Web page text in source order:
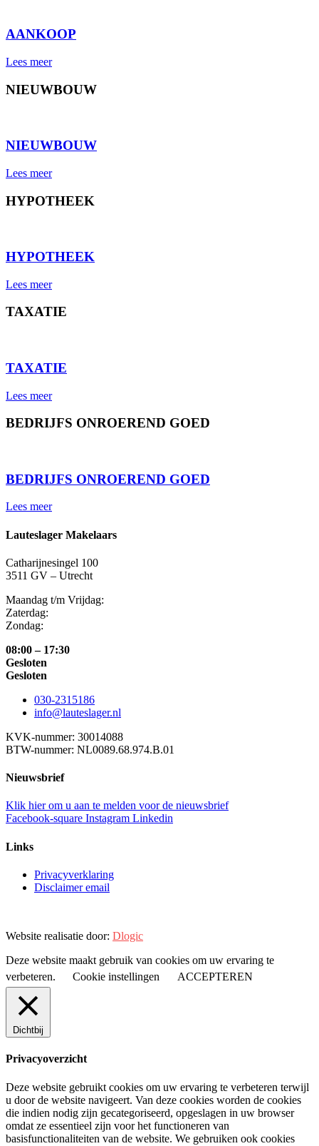
AANKOOP
Lees meer
NIEUWBOUW
NIEUWBOUW
Lees meer
HYPOTHEEK
HYPOTHEEK
Lees meer
TAXATIE
TAXATIE
Lees meer
BEDRIJFS ONROEREND GOED
BEDRIJFS ONROEREND GOED
Lees meer
Lauteslager Makelaars
Catharijnesingel 100
3511 GV – Utrecht
Maandag t/m Vrijdag:
Zaterdag:
Zondag:
08:00 – 17:30
Gesloten
Gesloten
030-2315186
info@lauteslager.nl
KVK-nummer: 30014088
BTW-nummer: NL0089.68.974.B.01
Nieuwsbrief
Klik hier om u aan te melden voor de nieuwsbrief
Facebook-square Instagram Linkedin
Links
Privacyverklaring
Disclaimer email
Website realisatie door: Dlogic
Deze website maakt gebruik van cookies om uw ervaring te
verbeteren.
Cookie instellingen ACCEPTEREN
Dichtbij
Privacyoverzicht
Deze website gebruikt cookies om uw ervaring te verbeteren terwijl
u door de website navigeert. Van deze cookies worden de cookies
die indien nodig zijn gecategoriseerd, opgeslagen in uw browser
omdat ze essentieel zijn voor het functioneren van
basisfunctionaliteiten van de website. We gebruiken ook cookies